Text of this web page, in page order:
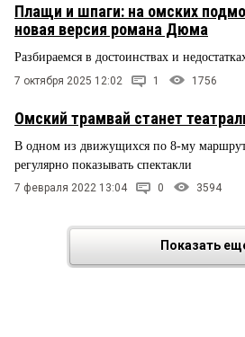
СТИЛЬ ЖИЗНИ
Плащи и шпаги: на омских
новая версия романа Дюма
Разбираемся в достоинствах и
7 октября 2025 12:02 1 1756
Омский трамвай станет
В одном из движущихся по 8-му
регулярно показывать спектакли
7 февраля 2022 13:04 0 3594
Показать